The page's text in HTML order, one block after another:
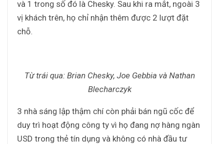
và 1 trong số đó là Chesky. Sau khi ra mắt, ngoài 3
vị khách trên, họ chỉ nhận thêm được 2 lượt đặt
chỗ.
Từ trái qua: Brian Chesky, Joe Gebbia và Nathan
Blecharczyk
3 nhà sáng lập thậm chí còn phải bán ngũ cốc để
duy trì hoạt động công ty vì họ đang nợ hàng ngàn
USD trong thẻ tín dụng và không có nhà đầu tư